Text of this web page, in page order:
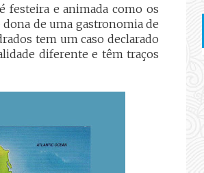
festeira e animada como os
de uma gastronomia de
tem um caso declarado
diferente e têm traços